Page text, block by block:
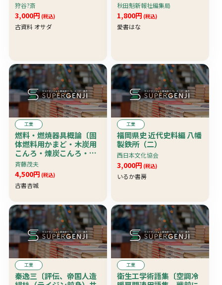
狩谷?斎
3,000円 (税込)
古資料 オサダ
秋田魁新報社編集局
1,800円 (税込)
愛書はな
工業
燃料・燃焼器具概論〔固
体燃料用かまど・木炭用
こんろ・煉炭こんろ・石
油こんろ・ガスこんろ・
ガスレンジ・テンピ
他〕 珍本
斉藤茂夫
4,500円 (税込)
古書杏城
工業
福岡県史 近代史料編 八幡
製鉄所（二）
西日本文化協会
3,000円 (税込)
いるか書房
工業
秦逸三〔評伝、帝国人造
工業
衛生工学術語集〔空調冷